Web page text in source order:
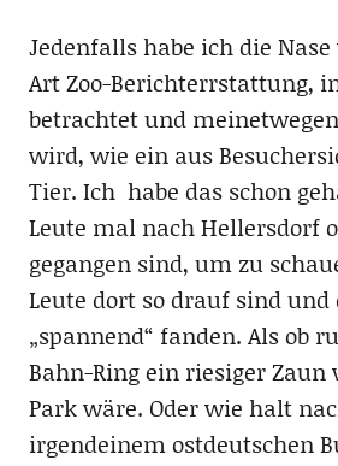
Jedenfalls habe ich die
Art Zoo-Berichterrstattung,
betrachtet und
wird, wie ein aus
Tier. Ich habe das schon
Leute mal nach Hellersdorf
gegangen sind, um zu
Leute dort so drauf sind und
„spannend“ fanden. Als ob
Bahn-Ring ein riesiger Zaun
Park wäre. Oder wie halt
irgendeinem ostdeutschen